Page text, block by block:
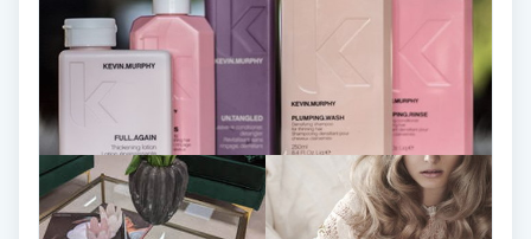
Idrottsmassage
IPL hårborttagning
IR-massage